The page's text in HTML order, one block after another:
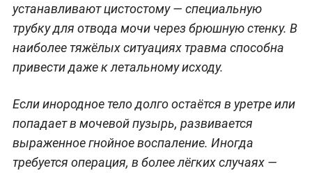
устанавливают цистостому — специальную
трубку для отвода мочи через брюшную стенку. В
наиболее тяжёлых ситуациях травма способна
привести даже к летальному исходу.
Если инородное тело долго остаётся в уретре или
попадает в мочевой пузырь, развивается
выраженное гнойное воспаление. Иногда
требуется операция, в более лёгких случаях —